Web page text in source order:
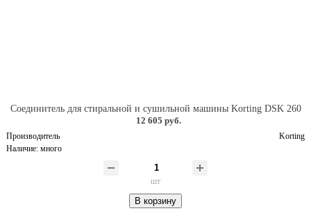
Соединитель для стиральной и сушильной машины Korting DSK 260
12 605 руб.
Производитель
Korting
Наличие: много
шт
В корзину